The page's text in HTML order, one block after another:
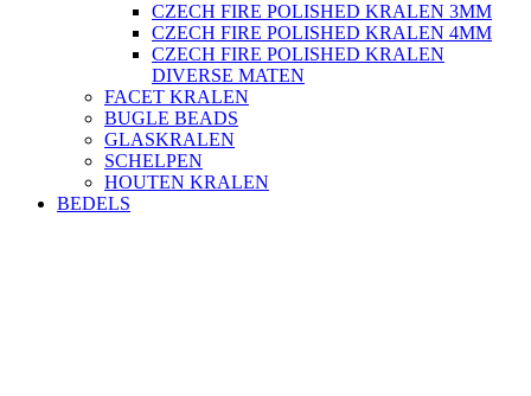
CZECH FIRE POLISHED KRALEN 3MM
CZECH FIRE POLISHED KRALEN 4MM
CZECH FIRE POLISHED KRALEN
DIVERSE MATEN
FACET KRALEN
BUGLE BEADS
GLASKRALEN
SCHELPEN
HOUTEN KRALEN
BEDELS